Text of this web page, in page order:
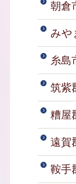
朝倉
みや
糸島
筑紫
糟屋
遠賀
鞍手